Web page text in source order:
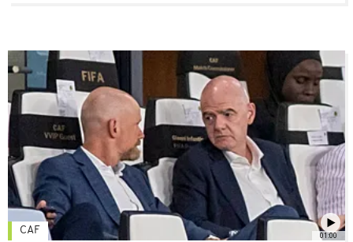
01:00
CAF